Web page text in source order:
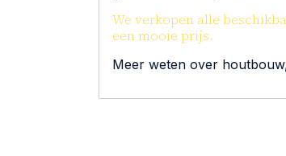
We verkopen alle
een mooie prijs.
Meer weten over